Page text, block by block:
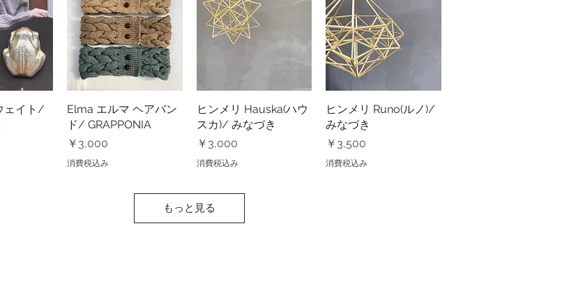
ュー
ェイト/
クイックビュー
Elma エルマ ヘアバン
ド/ GRAPPONIA
価格
￥3,000
消費税込み
クイックビュー
ヒンメリ Hauska(ハウ
スカ)/ みなづき
価格
￥3,000
消費税込み
クイックビュー
ヒンメリ Runo(ルノ)/
みなづき
価格
￥3,500
消費税込み
もっと見る